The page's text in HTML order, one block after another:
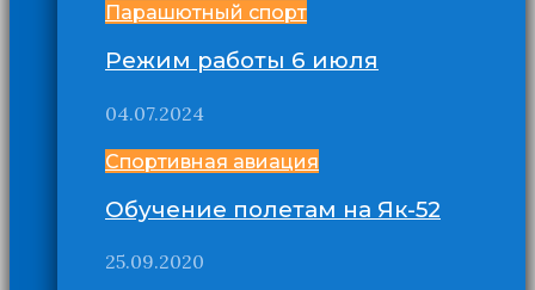
Парашютный спорт
Режим работы 6 июля
04.07.2024
Спортивная авиация
Обучение полетам на Як-52
25.09.2020